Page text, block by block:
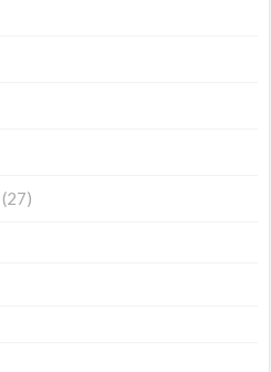
(27)